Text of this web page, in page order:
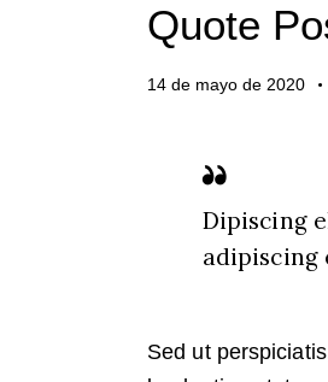
Quote
14 de mayo de 2020
Dipiscing
adipiscing
Sed ut